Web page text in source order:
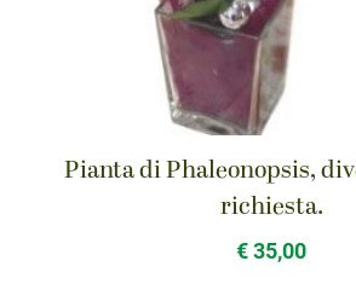
Pianta di Phaleonopsis,
richiesta.
€ 35,00